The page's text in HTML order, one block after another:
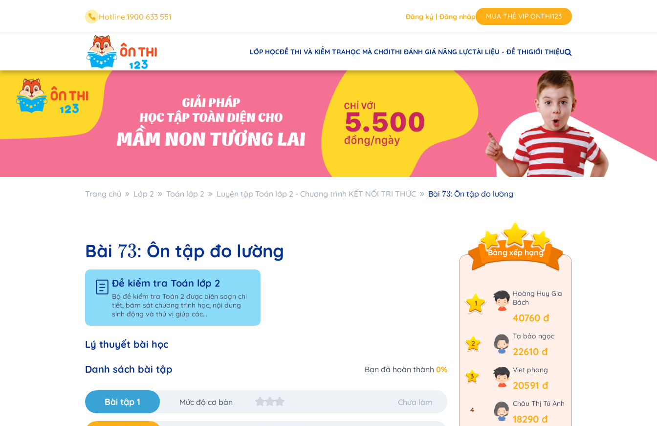
Hotline:1900 633 551 Đăng ký Đăng nhập MUA THẺ VIP ONTHI123
LỚP HỌCĐỀ THI VÀ KIỂM TRAHỌC MÀ CHƠITHI ĐÁNH GIÁ NĂNG LỰCTÀI LIỆU - ĐỀ THIGIỚI THIỆU
Trang chủ Lớp 2 Toán lớp 2 Luyện tập Toán lớp 2 - Chương trình KẾT NỐI TRI THỨC Bài 73
73: Ôn tập đo lường
Bài 73
73: Ôn tập đo lường
Đề kiểm tra Toán lớp 2
Bộ đề kiểm tra Toán 2 được biên soạn chi
tiết, bám sát chương trình học, nội dung
sinh động và thú vị giúp các...
Lý thuyết bài học
Danh sách bài tập Bạn đã hoàn thành 0%
Bài tập 1 Mức độ cơ bản Chưa làm
Bảng xếp hạng
1
Hoàng Huy Gia
Bách
40760 đ
2
Tạ bảo ngọc
22610 đ
3
Viet phong
20591 đ
4
Châu Thị Tú Anh
18290 đ